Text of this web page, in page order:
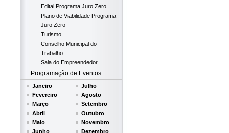
Edital Programa Juro Zero
Plano de Viabilidade Programa
Juro Zero
Turismo
Conselho Municipal do
Trabalho
Sala do Empreendedor
Programação de Eventos
Janeiro
Fevereiro
Março
Abril
Maio
Junho
Julho
Agosto
Setembro
Outubro
Novembro
Dezembro